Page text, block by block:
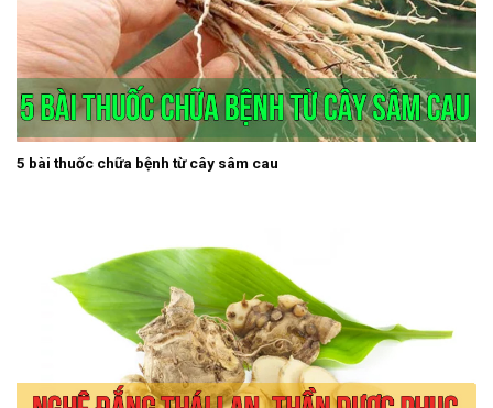
5 bài thuốc chữa bệnh từ cây sâm cau